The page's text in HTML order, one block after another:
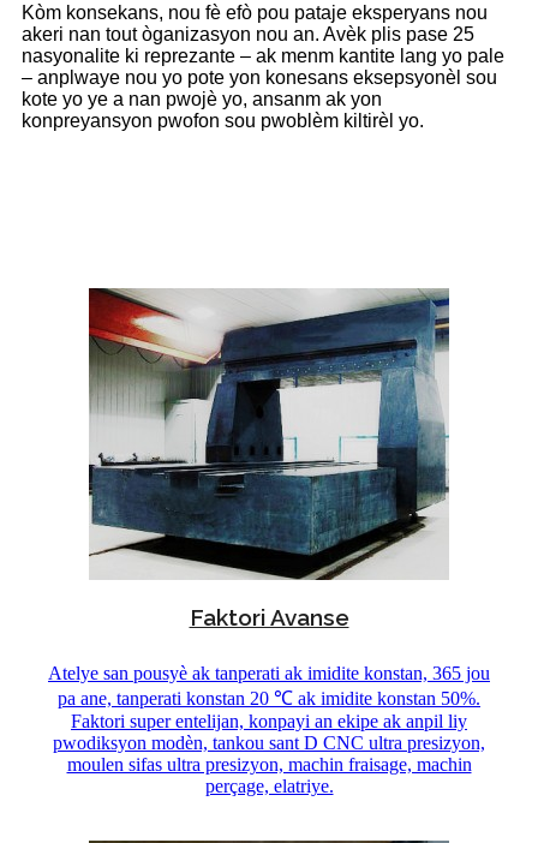
Kòm konsekans, nou fè efò pou pataje eksperyans nou
akeri nan tout òganizasyon nou an. Avèk plis pase 25
nasyonalite ki reprezante – ak menm kantite lang yo pale
– anplwaye nou yo pote yon konesans eksepsyonèl sou
kote yo ye a nan pwojè yo, ansanm ak yon
konpreyansyon pwofon sou pwoblèm kiltirèl yo.
Faktori Avanse
Atelye san pousyè ak tanperati ak imidite konstan, 365 jou
pa ane, tanperati konstan 20 ℃ ak imidite konstan 50%.
Faktori super entelijan, konpayi an ekipe ak anpil liy
pwodiksyon modèn, tankou sant D CNC ultra presizyon,
moulen sifas ultra presizyon, machin fraisage, machin
perçage, elatriye.